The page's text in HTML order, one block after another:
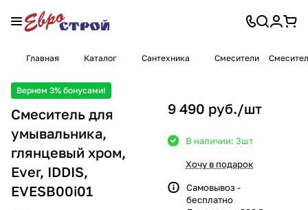
Главная Каталог Сантехника Смесители
Вернем 3% бонусами!
Смеситель для
умывальника,
глянцевый хром,
Ever, IDDIS,
EVESB00i01
9 490 руб./шт
В наличии: 3шт
Хочу в подарок
Самовывоз -
бесплатно